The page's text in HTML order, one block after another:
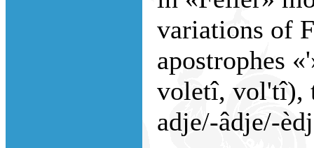
variations of
apostrophes
voletî, vol'tî),
adje/-âdje/-